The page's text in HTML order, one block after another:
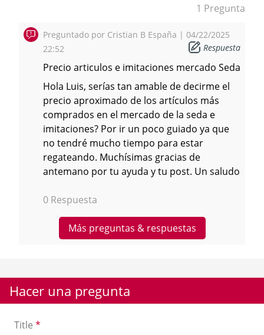
1 Pregunta
Preguntado por Cristian B España | 04/22/2025
22:52
Respuesta
Precio articulos e imitaciones mercado Seda
Hola Luis, serías tan amable de decirme el
precio aproximado de los artículos más
comprados en el mercado de la seda e
imitaciones? Por ir un poco guiado ya que
no tendré mucho tiempo para estar
regateando. Muchísimas gracias de
antemano por tu ayuda y tu post. Un saludo
0 Respuesta
Más preguntas & respuestas
Hacer una pregunta
Title *